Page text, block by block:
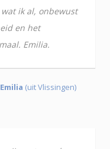
ik al, onbewust
en het
Emilia.
(uit Vlissingen)